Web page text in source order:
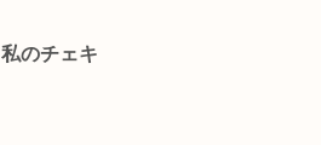
私のチェキ